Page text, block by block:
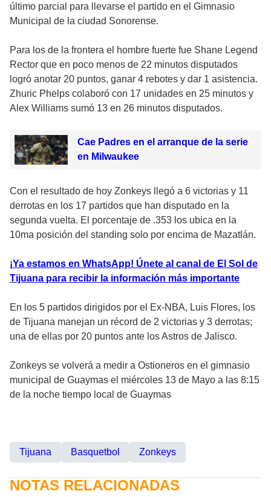
último parcial para llevarse el partido en el Gimnasio
Municipal de la ciudad Sonorense.
Para los de la frontera el hombre fuerte fue Shane Legend
Rector que en poco menos de 22 minutos disputados
logró anotar 20 puntos, ganar 4 rebotes y dar 1 asistencia.
Zhuric Phelps colaboró con 17 unidades en 25 minutos y
Alex Williams sumó 13 en 26 minutos disputados.
Cae Padres en el arranque de la serie
en Milwaukee
Con el resultado de hoy Zonkeys llegó a 6 victorias y 11
derrotas en los 17 partidos que han disputado en la
segunda vuelta. El porcentaje de .353 los ubica en la
10ma posición del standing solo por encima de Mazatlán.
¡Ya estamos en WhatsApp! Únete al canal de El Sol de
Tijuana para recibir la información más importante
En los 5 partidos dirigidos por el Ex-NBA, Luis Flores, los
de Tijuana manejan un récord de 2 victorias y 3 derrotas;
una de ellas por 20 puntos ante los Astros de Jalisco.
Zonkeys se volverá a medir a Ostioneros en el gimnasio
municipal de Guaymas el miércoles 13 de Mayo a las 8:15
de la noche tiempo local de Guaymas
Tijuana Basquetbol Zonkeys
NOTAS RELACIONADAS